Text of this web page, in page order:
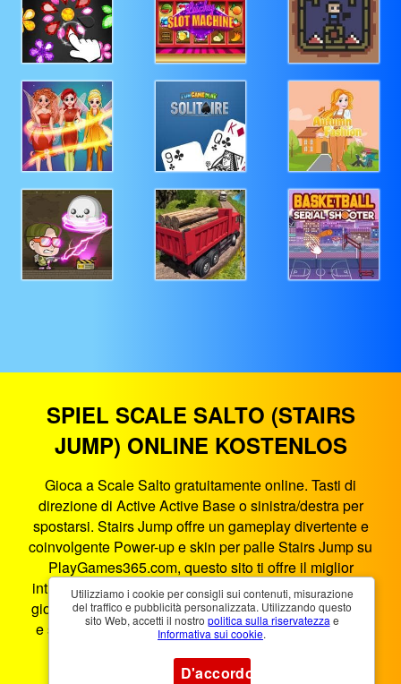
SPIEL SCALE SALTO (STAIRS
JUMP) ONLINE KOSTENLOS
Gioca a Scale Salto gratuitamente online. Tasti di
direzione di Active Active Base o sinistra/destra per
spostarsi. Stairs Jump offre un gameplay divertente e
coinvolgente Power-up e skin per palle Stairs Jump su
PlayGames365.com, questo sito ti offre il miglior
intrattenimento di gioco nel browser. Scale Salto è un
gioco HTML5 che funziona su smartphone, tablet, PC
e smart TV. Puoi giocare a Scale Salto ovunque e in
Utilizziamo i cookie per consigli sui contenuti, misurazione
del traffico e pubblicità personalizzata. Utilizzando questo
sito Web, accetti il ​​nostro politica sulla riservatezza e
Informativa sui cookie.
D'accordo